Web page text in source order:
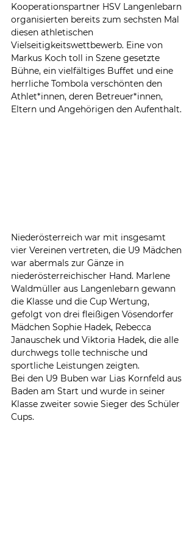
Kooperationspartner HSV Langenlebarn
organisierten bereits zum sechsten Mal
diesen athletischen
Vielseitigkeitswettbewerb. Eine von
Markus Koch toll in Szene gesetzte
Bühne, ein vielfältiges Buffet und eine
herrliche Tombola verschönten den
Athlet*innen, deren Betreuer*innen,
Eltern und Angehörigen den Aufenthalt.
Niederösterreich war mit insgesamt
vier Vereinen vertreten, die U9 Mädchen
war abermals zur Gänze in
niederösterreichischer Hand. Marlene
Waldmüller aus Langenlebarn gewann
die Klasse und die Cup Wertung,
gefolgt von drei fleißigen Vösendorfer
Mädchen Sophie Hadek, Rebecca
Janauschek und Viktoria Hadek, die alle
durchwegs tolle technische und
sportliche Leistungen zeigten.
Bei den U9 Buben war Lias Kornfeld aus
Baden am Start und wurde in seiner
Klasse zweiter sowie Sieger des Schüler
Cups.